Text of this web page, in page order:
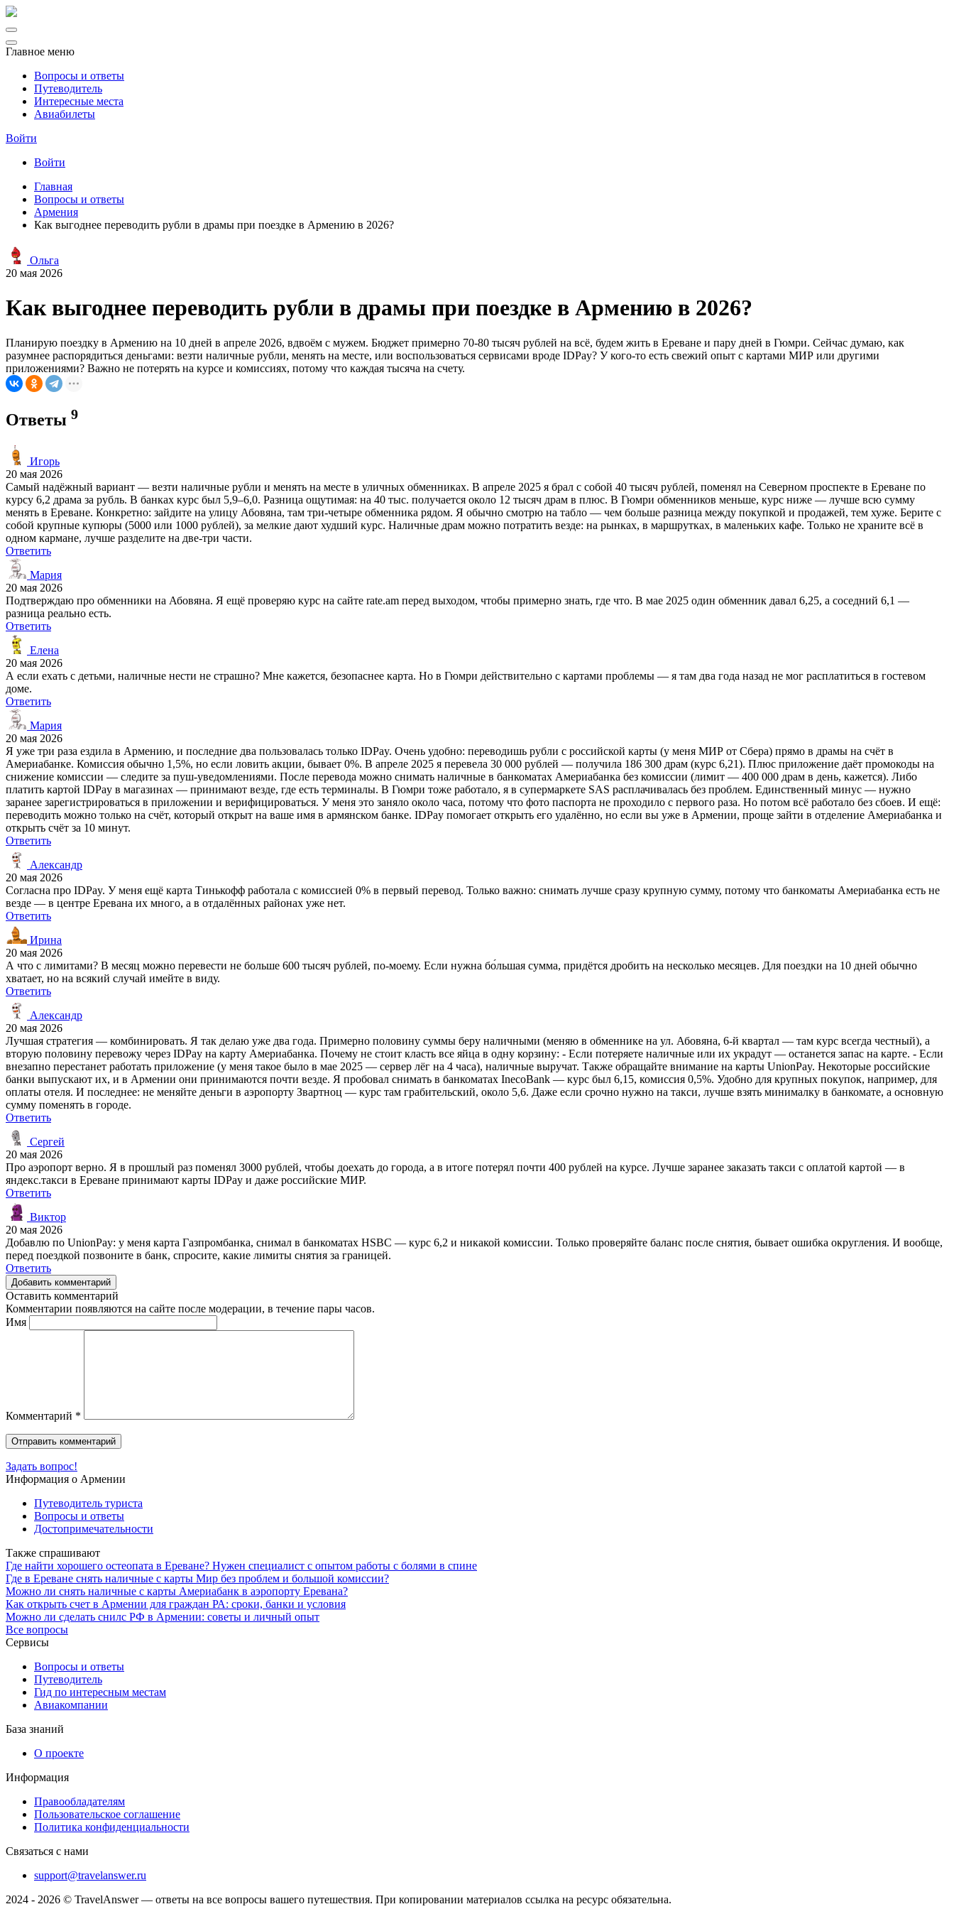
Главное меню
Вопросы и ответы
Путеводитель
Интересные места
Авиабилеты
Войти
Войти
Главная
Вопросы и ответы
Армения
Как выгоднее переводить рубли в драмы при поездке в Армению в 2026?
Ольга
20 мая 2026
Как выгоднее переводить рубли в драмы при поездке в Армению в 2026?
Планирую поездку в Армению на 10 дней в апреле 2026, вдвоём с мужем. Бюджет примерно 70-80 тысяч рублей на всё, будем жить в Ереване и пару дней в Гюмри. Сейчас думаю, как
разумнее распорядиться деньгами: везти наличные рубли, менять на месте, или воспользоваться сервисами вроде IDPay? У кого-то есть свежий опыт с картами МИР или другими
приложениями? Важно не потерять на курсе и комиссиях, потому что каждая тысяча на счету.
Ответы 9
Игорь
20 мая 2026
Самый надёжный вариант — везти наличные рубли и менять на месте в уличных обменниках. В апреле 2025 я брал с собой 40 тысяч рублей, поменял на Северном проспекте в Ереване по
курсу 6,2 драма за рубль. В банках курс был 5,9–6,0. Разница ощутимая: на 40 тыс. получается около 12 тысяч драм в плюс. В Гюмри обменников меньше, курс ниже — лучше всю сумму
менять в Ереване. Конкретно: зайдите на улицу Абовяна, там три-четыре обменника рядом. Я обычно смотрю на табло — чем больше разница между покупкой и продажей, тем хуже. Берите с
собой крупные купюры (5000 или 1000 рублей), за мелкие дают худший курс. Наличные драм можно потратить везде: на рынках, в маршрутках, в маленьких кафе. Только не храните всё в
одном кармане, лучше разделите на две-три части.
Ответить
Мария
20 мая 2026
Подтверждаю про обменники на Абовяна. Я ещё проверяю курс на сайте rate.am перед выходом, чтобы примерно знать, где что. В мае 2025 один обменник давал 6,25, а соседний 6,1 —
разница реально есть.
Ответить
Елена
20 мая 2026
А если ехать с детьми, наличные нести не страшно? Мне кажется, безопаснее карта. Но в Гюмри действительно с картами проблемы — я там два года назад не мог расплатиться в гостевом
доме.
Ответить
Мария
20 мая 2026
Я уже три раза ездила в Армению, и последние два пользовалась только IDPay. Очень удобно: переводишь рубли с российской карты (у меня МИР от Сбера) прямо в драмы на счёт в
Америабанке. Комиссия обычно 1,5%, но если ловить акции, бывает 0%. В апреле 2025 я перевела 30 000 рублей — получила 186 300 драм (курс 6,21). Плюс приложение даёт промокоды на
снижение комиссии — следите за пуш-уведомлениями. После перевода можно снимать наличные в банкоматах Америабанка без комиссии (лимит — 400 000 драм в день, кажется). Либо
платить картой IDPay в магазинах — принимают везде, где есть терминалы. В Гюмри тоже работало, я в супермаркете SAS расплачивалась без проблем. Единственный минус — нужно
заранее зарегистрироваться в приложении и верифицироваться. У меня это заняло около часа, потому что фото паспорта не проходило с первого раза. Но потом всё работало без сбоев. И ещё:
переводить можно только на счёт, который открыт на ваше имя в армянском банке. IDPay помогает открыть его удалённо, но если вы уже в Армении, проще зайти в отделение Америабанка и
открыть счёт за 10 минут.
Ответить
Александр
20 мая 2026
Согласна про IDPay. У меня ещё карта Тинькофф работала с комиссией 0% в первый перевод. Только важно: снимать лучше сразу крупную сумму, потому что банкоматы Америабанка есть не
везде — в центре Еревана их много, а в отдалённых районах уже нет.
Ответить
Ирина
20 мая 2026
А что с лимитами? В месяц можно перевести не больше 600 тысяч рублей, по-моему. Если нужна бо́льшая сумма, придётся дробить на несколько месяцев. Для поездки на 10 дней обычно
хватает, но на всякий случай имейте в виду.
Ответить
Александр
20 мая 2026
Лучшая стратегия — комбинировать. Я так делаю уже два года. Примерно половину суммы беру наличными (меняю в обменнике на ул. Абовяна, 6-й квартал — там курс всегда честный), а
вторую половину перевожу через IDPay на карту Америабанка. Почему не стоит класть все яйца в одну корзину: - Если потеряете наличные или их украдут — останется запас на карте. - Если
внезапно перестанет работать приложение (у меня такое было в мае 2025 — сервер лёг на 4 часа), наличные выручат. Также обращайте внимание на карты UnionPay. Некоторые российские
банки выпускают их, и в Армении они принимаются почти везде. Я пробовал снимать в банкоматах InecoBank — курс был 6,15, комиссия 0,5%. Удобно для крупных покупок, например, для
оплаты отеля. И последнее: не меняйте деньги в аэропорту Звартноц — курс там грабительский, около 5,6. Даже если срочно нужно на такси, лучше взять минималку в банкомате, а основную
сумму поменять в городе.
Ответить
Сергей
20 мая 2026
Про аэропорт верно. Я в прошлый раз поменял 3000 рублей, чтобы доехать до города, а в итоге потерял почти 400 рублей на курсе. Лучше заранее заказать такси с оплатой картой — в
яндекс.такси в Ереване принимают карты IDPay и даже российские МИР.
Ответить
Виктор
20 мая 2026
Добавлю по UnionPay: у меня карта Газпромбанка, снимал в банкоматах HSBC — курс 6,2 и никакой комиссии. Только проверяйте баланс после снятия, бывает ошибка округления. И вообще,
перед поездкой позвоните в банк, спросите, какие лимиты снятия за границей.
Ответить
Добавить комментарий
Оставить комментарий
Комментарии появляются на сайте после модерации, в течение пары часов.
Имя
Комментарий *
Задать вопрос!
Информация о Армении
Путеводитель туриста
Вопросы и ответы
Достопримечательности
Также спрашивают
Где найти хорошего остеопата в Ереване? Нужен специалист с опытом работы с болями в спине
Где в Ереване снять наличные с карты Мир без проблем и большой комиссии?
Можно ли снять наличные с карты Америабанк в аэропорту Еревана?
Как открыть счет в Армении для граждан РА: сроки, банки и условия
Можно ли сделать снилс РФ в Армении: советы и личный опыт
Все вопросы
Сервисы
Вопросы и ответы
Путеводитель
Гид по интересным местам
Авиакомпании
База знаний
О проекте
Информация
Правообладателям
Пользовательское соглашение
Политика конфиденциальности
Связаться с нами
support@travelanswer.ru
2024 - 2026 © TravelAnswer — ответы на все вопросы вашего путешествия. При копировании материалов ссылка на ресурс обязательна.